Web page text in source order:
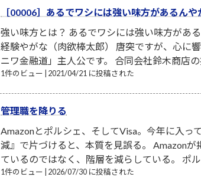
［00006］あるでワシには強い味方があるんや
強い味方とは？ あるでワシには強い味方があ
経験やがな（肉欲棒太郎） 唐突ですが、心に
ニワ金融道」主人公です。 合同会社鈴木商店の
1件のビュー 2021/04/21 に投稿された
管理職を降りる
Amazonとポルシェ、そしてVisa。今年に入
減』で片づけると、本質を見誤る。 Amazon
ているのではなく、階層を減らしている。 ポル
1件のビュー 2026/07/30 に投稿された